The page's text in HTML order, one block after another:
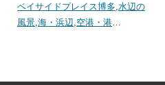
ベイサイドプレイス博多,水辺の
風景,海・浜辺,空港・港…